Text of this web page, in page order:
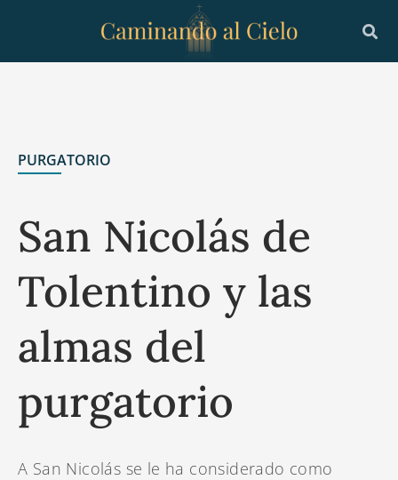
contenido
PURGATORIO
San Nicolás de
Tolentino y las
almas del
purgatorio
A San Nicolás se le ha considerado como